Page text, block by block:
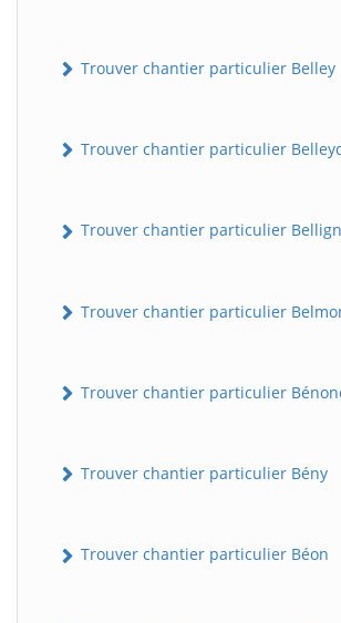
Trouver chantier particulier Belley
Trouver chantier particulier
Trouver chantier particulier
Trouver chantier particulier
Trouver chantier particulier
Trouver chantier particulier Bény
Trouver chantier particulier Béon